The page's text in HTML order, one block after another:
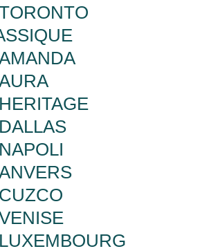
AMANDA
AURA
HERITAGE
DALLAS
NAPOLI
ANVERS
CUZCO
LUXEMBOURG